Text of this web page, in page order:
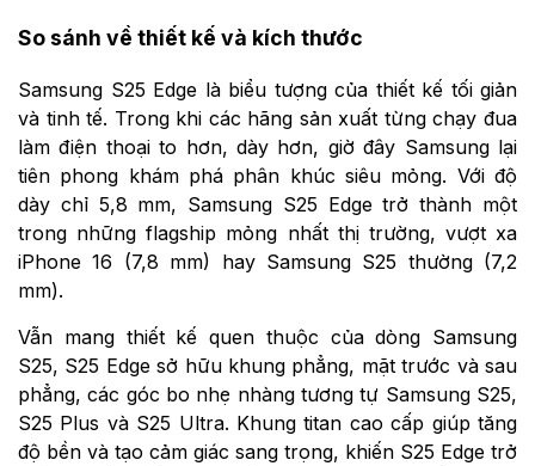
So sánh về thiết kế và kích thước
Samsung S25 Edge là biểu tượng của thiết kế tối giản
và tinh tế. Trong khi các hãng sản xuất từng chạy đua
làm điện thoại to hơn, dày hơn, giờ đây Samsung lại
tiên phong khám phá phân khúc siêu mỏng. Với độ
dày chỉ 5,8 mm, Samsung S25 Edge trở thành một
trong những flagship mỏng nhất thị trường, vượt xa
iPhone 16 (7,8 mm) hay Samsung S25 thường (7,2
mm).
Vẫn mang thiết kế quen thuộc của dòng Samsung
S25, S25 Edge sở hữu khung phẳng, mặt trước và sau
phẳng, các góc bo nhẹ nhàng tương tự Samsung S25,
S25 Plus và S25 Ultra. Khung titan cao cấp giúp tăng
độ bền và tạo cảm giác sang trọng, khiến S25 Edge trở